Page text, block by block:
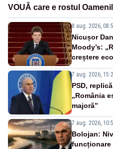
VOUǍ care e rostul
8 aug. 2026,
Nicușor
Moody’s:
creștere
7 aug. 2026,
PSD,
„România
majoră”
7 aug. 2026,
Bolojan:
funcționare